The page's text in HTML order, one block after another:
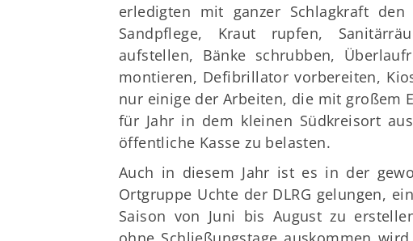
erledigten mit ganzer Schlagkraft
Sandpflege, Kraut rupfen,
aufstellen, Bänke schrubben,
montieren, Defibrillator vorbereiten,
nur einige der Arbeiten, die mit großem
für Jahr in dem kleinen Südkreisort
öffentliche Kasse zu belasten.
Auch in diesem Jahr ist es in der
Ortgruppe Uchte der DLRG gelungen,
Saison von Juni bis August zu